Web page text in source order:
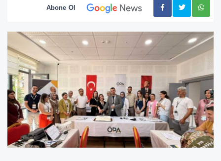
Abone Ol